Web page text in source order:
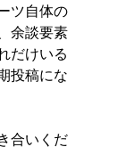
ツ自体の
余談要素
だけいる
投稿にな
合いくだ